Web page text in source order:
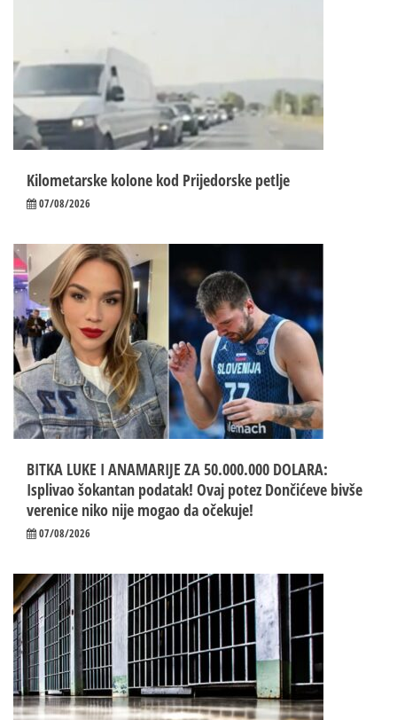
Kilometarske kolone kod Prijedorske petlje
07/08/2026
BITKA LUKE I ANAMARIJE ZA 50.000.000 DOLARA:
Isplivao šokantan podatak! Ovaj potez Dončićeve bivše
verenice niko nije mogao da očekuje!
07/08/2026